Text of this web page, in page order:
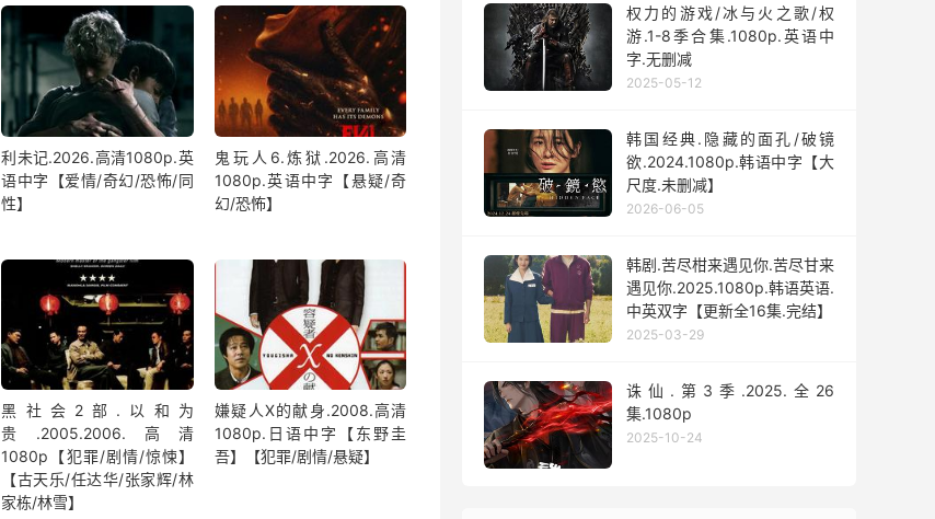
利未记.2026.高清1080p.英
语中字【爱情/奇幻/恐怖/同
性】
鬼玩人6.炼狱.2026.高清
1080p.英语中字【悬疑/奇
幻/恐怖】
黑社会2部.以和为
贵.2005.2006.高清
1080p【犯罪/剧情/惊悚】
【古天乐/任达华/张家辉/林
家栋/林雪】
嫌疑人X的献身.2008.高清
1080p.日语中字【东野圭
吾】【犯罪/剧情/悬疑】
权力的游戏/冰与火之歌/权
游.1-8季合集.1080p.英语中
字.无删减
2025-05-12
韩国经典.隐藏的面孔/破镜
欲.2024.1080p.韩语中字【大
尺度.未删减】
2026-06-05
韩剧.苦尽柑来遇见你.苦尽甘来
遇见你.2025.1080p.韩语英语.
中英双字【更新全16集.完结】
2025-03-29
诛仙.第3季.2025.全26
集.1080p
2025-10-24